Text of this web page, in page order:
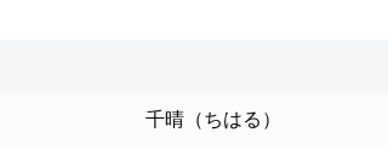
千晴（ちはる）